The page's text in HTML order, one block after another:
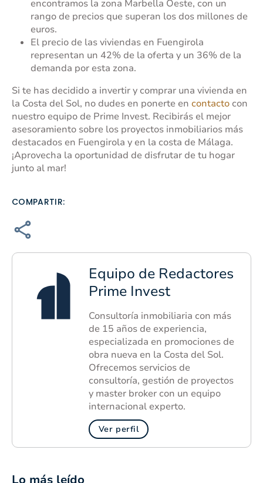
encontramos la zona Marbella Oeste, con un
rango de precios que superan los dos millones de
euros.
El precio de las viviendas en Fuengirola
representan un 42% de la oferta y un 36% de la
demanda por esta zona.
Si te has decidido a invertir y comprar una vivienda en
la Costa del Sol, no dudes en ponerte en contacto con
nuestro equipo de Prime Invest. Recibirás el mejor
asesoramiento sobre los proyectos inmobiliarios más
destacados en Fuengirola y en la costa de Málaga.
¡Aprovecha la oportunidad de disfrutar de tu hogar
junto al mar!
COMPARTIR:
Equipo de Redactores
Prime Invest
Consultoría inmobiliaria con más
de 15 años de experiencia,
especializada en promociones de
obra nueva en la Costa del Sol.
Ofrecemos servicios de
consultoría, gestión de proyectos
y master broker con un equipo
internacional experto.
Ver perfil
Lo más leído